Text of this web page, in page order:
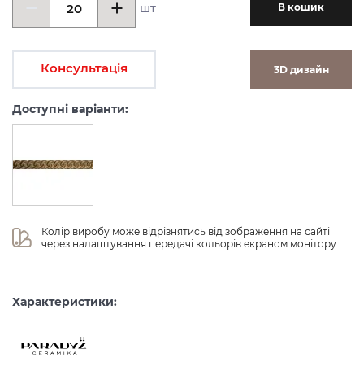
шт В кошик
Консультація 3D дизайн
Доступні варіанти:
Колір виробу може відрізнятись від зображення на сайті
через налаштування передачі кольорів екраном монітору.
Характеристики: